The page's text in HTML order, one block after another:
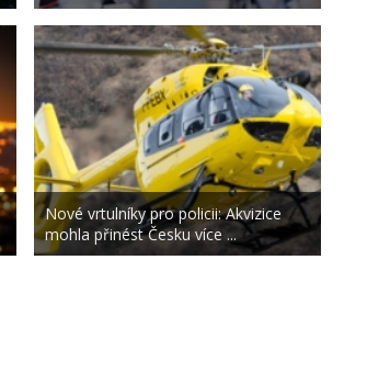
Nové vrtulníky pro policii: Akvizice
mohla přinést Česku více ...